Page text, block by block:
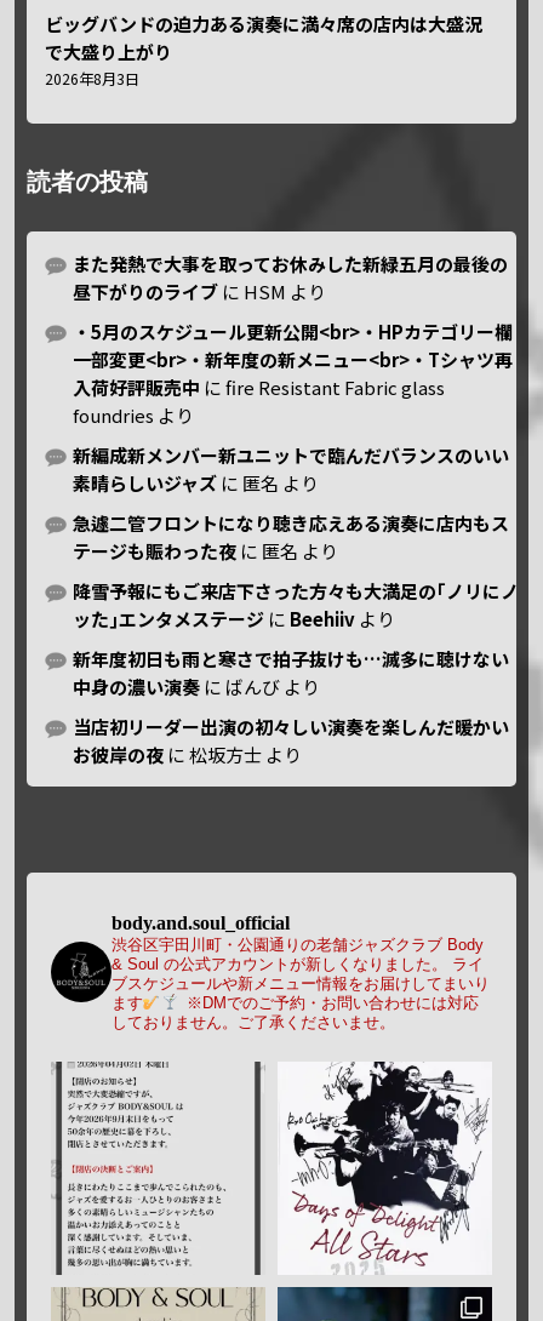
ビッグバンドの迫力ある演奏に満々席の店内は大盛況
で大盛り上がり
2026年8月3日
読者の投稿
また発熱で大事を取ってお休みした新緑五月の最後の
昼下がりのライブ に HSM より
・5月のスケジュール更新公開<br>・HPカテゴリー欄
一部変更<br>・新年度の新メニュー<br>・Tシャツ再
入荷好評販売中 にfire Resistant Fabric glass
foundries より
新編成新メンバー新ユニットで臨んだバランスのいい
素晴らしいジャズ に 匿名 より
急遽二管フロントになり聴き応えある演奏に店内もス
テージも賑わった夜 に 匿名 より
降雪予報にもご来店下さった方々も大満足の｢ノリにノ
ッた｣エンタメステージ に Beehiiv より
新年度初日も雨と寒さで拍子抜けも…滅多に聴けない
中身の濃い演奏 に ばんび より
当店初リーダー出演の初々しい演奏を楽しんだ暖かい
お彼岸の夜 に松坂方士 より
body.and.soul_official
渋谷区宇田川町・公園通りの老舗ジャズクラブ Body
& Soul の公式アカウントが新しくなりました。
ライ
ブスケジュールや新メニュー情報をお届けしてまいり
ます
※DMでのご予約・お問い合わせには対応
しておりません。ご了承くださいませ。